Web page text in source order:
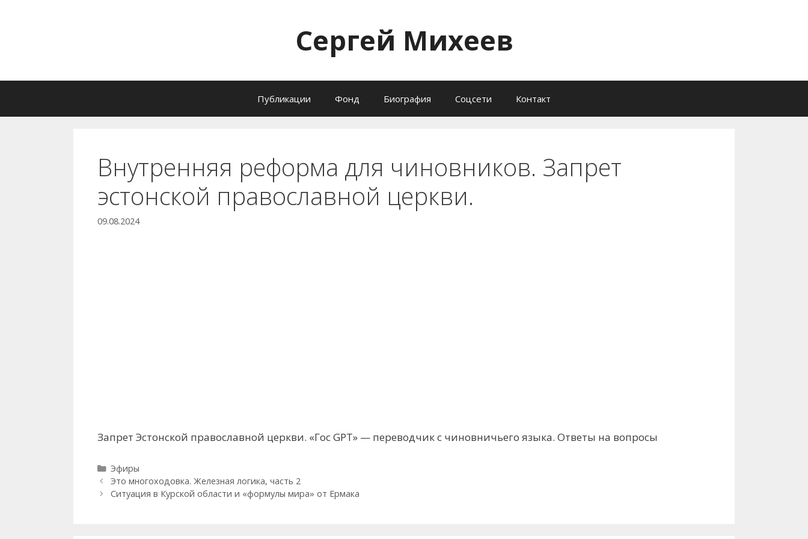
Сергей Михеев
Публикации Фонд Биография Соцсети Контакт
Внутренняя реформа для чиновников. Запрет
эстонской православной церкви.
09.08.2024
Запрет Эстонской православной церкви. «Гос GPT» — переводчик с чиновничьего языка. Ответы на вопросы
Рубрики
Эфиры
Это многоходовка. Железная логика, часть 2
Ситуация в Курской области и «формулы мира» от Ермака